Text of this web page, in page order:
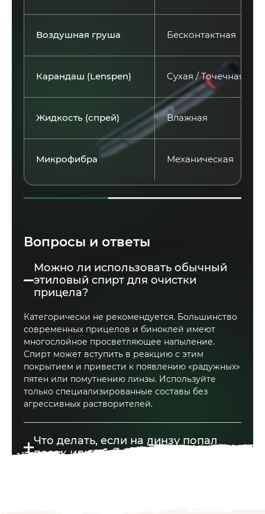
Воздушная груша Бесконтактная
Карандаш (Lenspen) Сухая / Точечная
Жидкость (спрей) Влажная
Микрофибра Механическая
Вопросы и ответы
Можно ли использовать обычный
этиловый спирт для очистки
прицела?
Категорически не рекомендуется. Большинство
современных прицелов и биноклей имеют
многослойное просветляющее напыление.
Спирт может вступить в реакцию с этим
покрытием и привести к появлению «радужных»
пятен или помутнению линзы. Используйте
только специализированные составы без
агрессивных растворителей.
Что делать, если на линзу попал
песок или мелкая грязь?